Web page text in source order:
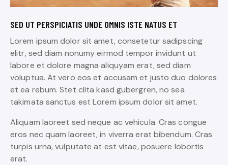
SED UT PERSPICIATIS UNDE OMNIS ISTE NATUS ET
Lorem ipsum dolor sit amet, consetetur sadipscing
elitr, sed diam nonumy eirmod tempor invidunt ut
labore et dolore magna aliquyam erat, sed diam
voluptua. At vero eos et accusam et justo duo dolores
et ea rebum. Stet clita kasd gubergren, no sea
takimata sanctus est Lorem ipsum dolor sit amet.
Aliquam laoreet sed neque ac vehicula. Cras congue
eros nec quam laoreet, in viverra erat bibendum. Cras
turpis urna, vulputate at est vitae, posuere lobortis
erat.